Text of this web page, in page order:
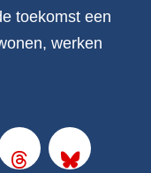
toekomst een
werken